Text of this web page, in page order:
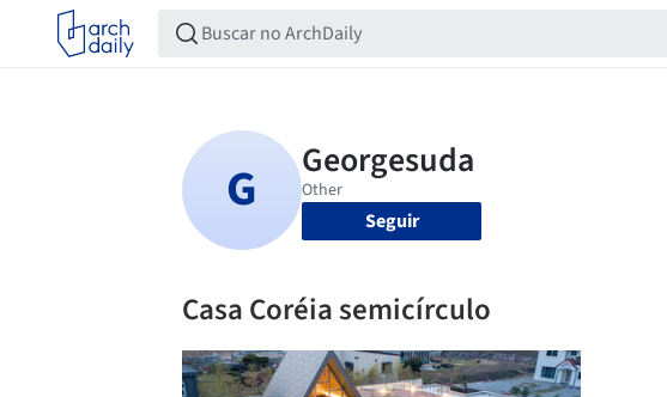
Seguir
Casa Coréia semicírculo